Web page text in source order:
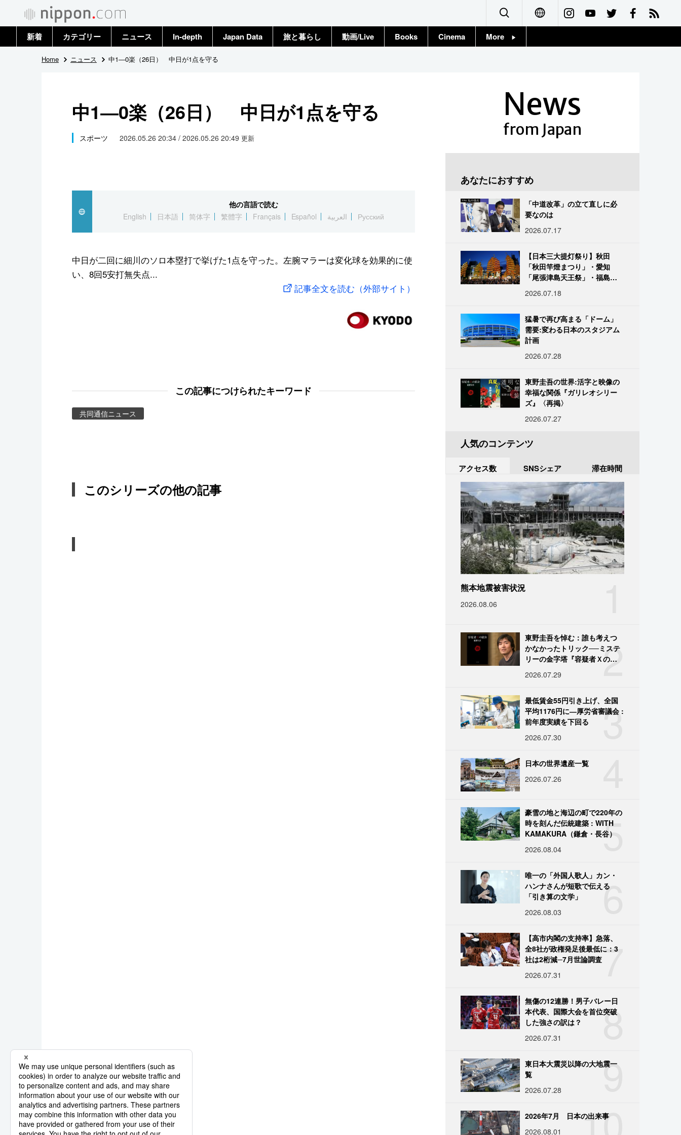
Français
新着 カテゴリー
政治・外交
国際
科学・技術
暮らし
ニュース
トップ
In-depth Japan Data 旅と暮らし 動画/Live Books Cinema More
Home ニュース 中1―0楽（26日） 中日が1点を守る
中1―0楽（26日） 中日が1点を守る
スポーツ 2026.05.26 20:34 / 2026.05.26 20:49 更新
他の言語で読む
English
日本語 简体字 繁體字 Français Español العربية Русский
中日が二回に細川のソロ本塁打で挙げた1点を守った。左腕マラーは変化球を効果的に使
い、8回5安打無失点...
記事全文を読む（外部サイト）
この記事につけられたキーワード
共同通信ニュース
このシリーズの他の記事
News
from Japan
あなたにおすすめ
「中道改革」の立て直しに必
要なのは
2026.07.17
【日本三大提灯祭り】秋田
「秋田竿燈まつり」・愛知
「尾張津島天王祭」・福島
だしい灯火が夜空を照らす光
2026.07.18
猛暑で再び高まる「ドーム」
需要:変わる日本のスタジアム
計画
2026.07.28
東野圭吾の世界:活字と映像の
幸福な関係『ガリレオシリー
ズ』〈再掲〉
2026.07.27
人気のコンテンツ
アクセス数 SNSシェア 滞在時間
熊本地震被害状況
2026.08.06
2
東野圭吾を悼む：誰も考えつ
かなかったトリック──ミステ
リーの金字塔『容疑者Ｘの献
2026.07.29
3
最低賃金55円引き上げ、全国
平均1176円に―厚労省審議会 :
前年度実績を下回る
2026.07.30
日本の世界遺産一覧
2026.07.26
5
豪雪の地と海辺の町で220年の
時を刻んだ伝統建築 : WITH
KAMAKURA（鎌倉・長谷）
2026.08.04
6
唯一の「外国人歌人」カン・
ハンナさんが短歌で伝える
「引き算の文学」
2026.08.03
7
【高市内閣の支持率】急落、
全8社が政権発足後最低に：3
社は2桁減─7月世論調査
2026.07.31
8
無傷の12連勝！男子バレー日
本代表、国際大会を首位突破
した強さの訳は？
2026.07.31
9
東日本大震災以降の大地震一
覧
2026.07.28
10
2026年7月 日本の出来事
2026.08.01